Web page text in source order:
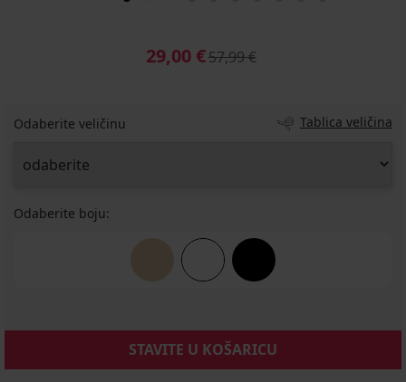
29,00 €57,99 €
Odaberite veličinu Tablica veličina
Odaberite boju:
STAVITE U KOŠARICU